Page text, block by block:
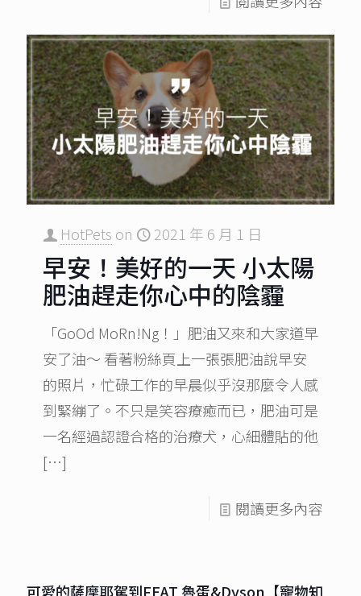
HotPets on 2021 年 6 月 1 日
早安！美好的一天 小太陽
肥油趕走你心中的陰霾
「GoOd MoRn!Ng！」肥油又來和大家道早
安了油～ 看著粉絲頁上一張張肥油說早安
的照片，忙碌工作的早晨似乎沒那麼令人感
到緊繃了。不只是笑容療癒而已，肥油可是
一名經過認證合格的治療犬，心細體貼的他
[…]
閱讀更多內容
可愛的薩摩耶駕到FEAT 魯蛋&Dyson【寵物知